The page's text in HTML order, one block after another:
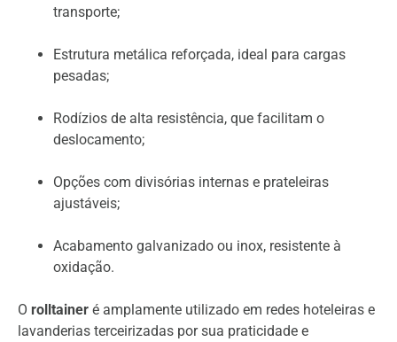
transporte;
Estrutura metálica reforçada, ideal para cargas
pesadas;
Rodízios de alta resistência, que facilitam o
deslocamento;
Opções com divisórias internas e prateleiras
ajustáveis;
Acabamento galvanizado ou inox, resistente à
oxidação.
O rolltainer é amplamente utilizado em redes hoteleiras e
lavanderias terceirizadas por sua praticidade e